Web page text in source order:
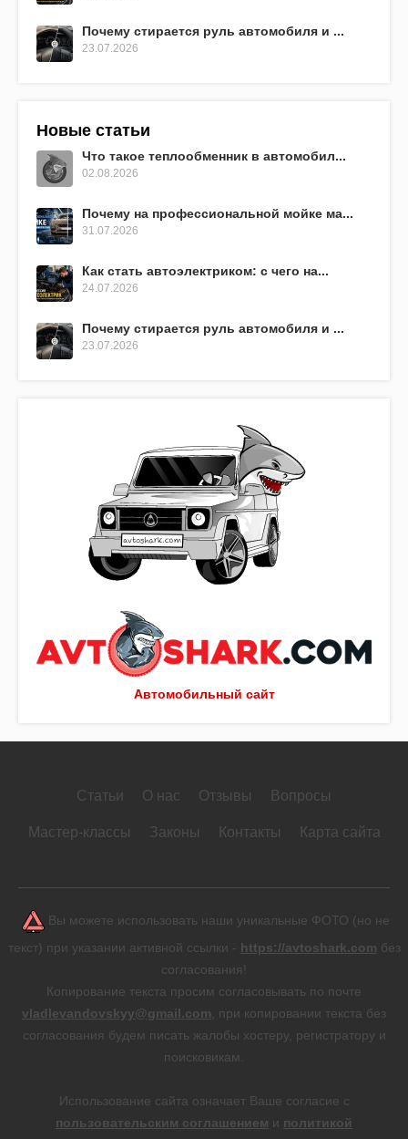
Автомобильный сайт
Почему стирается руль автомобиля и ...
23.07.2026
Новые статьи
Что такое теплообменник в автомобил...
02.08.2026
Почему на профессиональной мойке ма...
31.07.2026
Как стать автоэлектриком: с чего на...
24.07.2026
Почему стирается руль автомобиля и ...
23.07.2026
Статьи О нас Отзывы Вопросы
Мастер-классы Законы Контакты Карта сайта
Вы можете использовать наши уникальные ФОТО (но не
текст) при указании активной ссылки - https://avtoshark.com без
согласования!
Копирование текста просим согласовывать по почте
vladlevandovskyy@gmail.com , при копировании текста без
согласования будем писать жалобы хостеру, регистратору и
поисковикам.
Использование сайта означает Ваше согласие с
пользовательским соглашением и политикой